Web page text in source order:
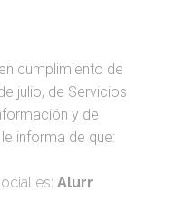
cumplimiento de
julio, de Servicios
y de
informa de que:
es: Alurr